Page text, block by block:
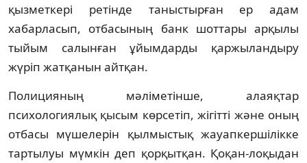
қызметкері ретінде таныстырған ер адам
хабарласып, отбасының банк шоттары арқылы
тыйым салынған ұйымдарды қаржыландыру
жүріп жатқанын айтқан.
Полицияның мәліметінше, алаяқтар
психологиялық қысым көрсетіп, жігітті және оның
отбасы мүшелерін қылмыстық жауапкершілікке
тартылуы мүмкін деп қорқытқан. Қоқан-лоқыдан